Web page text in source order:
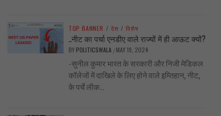
TOP BANNER / देश / विशेष
..नीट का पर्चा एनडीए वाले राज्यों में ही आऊट क्यों?
BY POLITICSWALA / MAY 19, 2024
-सुनील कुमार भारत के सरकारी और निजी मेडिकल
कॉलेजों में दाखिले के लिए होने वाले इम्तिहान, नीट,
के पर्चे लीक...